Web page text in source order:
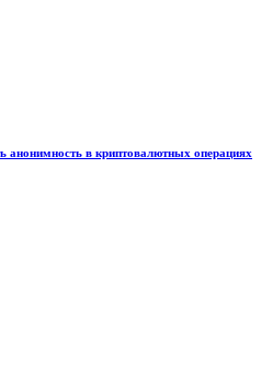
анонимность в криптовалютных операциях